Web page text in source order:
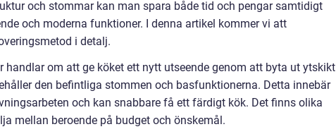
och stommar kan man spara både tid och pengar samtidigt
och moderna funktioner. I denna artikel kommer vi att
i detalj.
handlar om att ge köket ett nytt utseende genom att byta ut ytskikt
den befintliga stommen och basfunktionerna. Detta innebär
och kan snabbare få ett färdigt kök. Det finns olika
mellan beroende på budget och önskemål.